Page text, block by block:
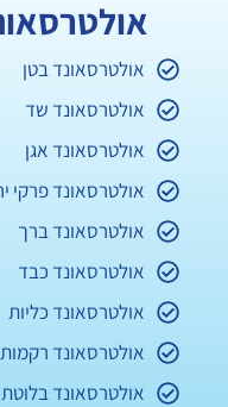
אולטרסאונד בטן
אולטרסאונד שד
אולטרסאונד אגן
אולטרסאונד פרקי
אולטרסאונד ברך
אולטרסאונד כבד
אולטרסאונד כליות
אולטרסאונד
אולטרסאונד